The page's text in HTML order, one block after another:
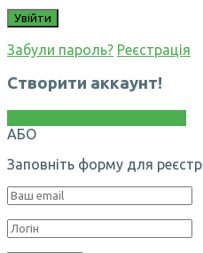
Забули пароль? Реєстрація
Створити аккаунт!
АБО
Заповніть форму для